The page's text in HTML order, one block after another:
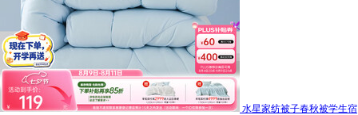
水星家纺被子春秋被学生宿